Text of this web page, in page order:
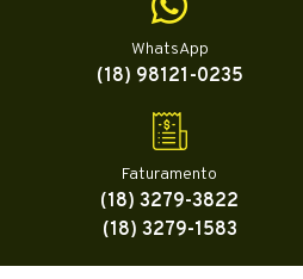
WhatsApp
(18) 98121-0235
Faturamento
(18) 3279-3822
(18) 3279-1583